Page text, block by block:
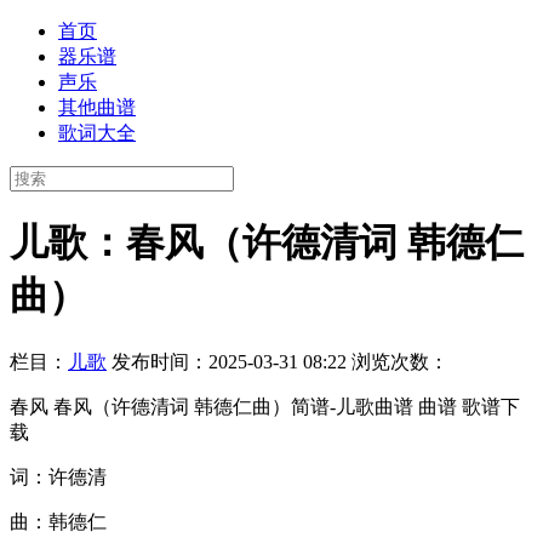
首页
器乐谱
声乐
其他曲谱
歌词大全
儿歌：春风（许德清词 韩德仁
曲）
栏目： 儿歌 发布时间：2025-03-31 08:22 浏览次数：
春风 春风（许德清词 韩德仁曲）简谱-儿歌曲谱 曲谱 歌谱下
载
词：许德清
曲：韩德仁